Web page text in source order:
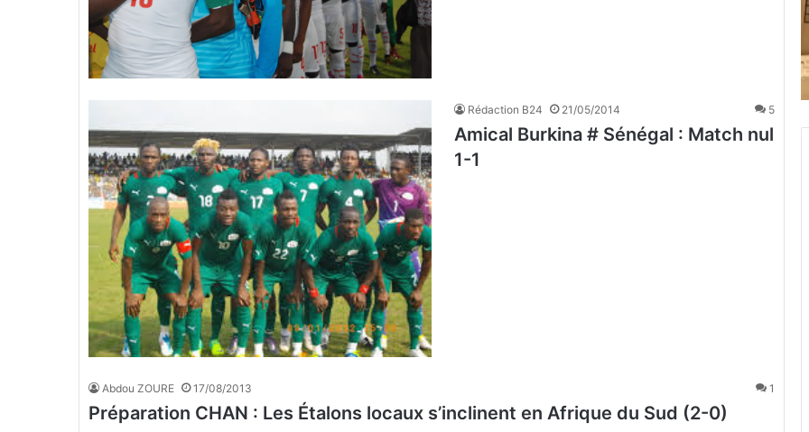
Rédaction B24 21/05/2014 5
Amical Burkina # Sénégal : Match nul
1-1
Abdou ZOURE 17/08/2013 1
Préparation CHAN : Les Étalons locaux s’inclinent en Afrique du Sud (2-0)